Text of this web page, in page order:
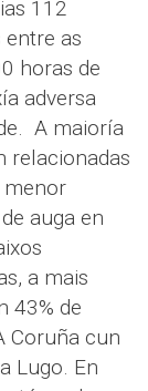
112
entre as
horas de
adversa
A maioría
relacionadas
menor
auga en
a mais
43% de
Coruña cun
Lugo. En